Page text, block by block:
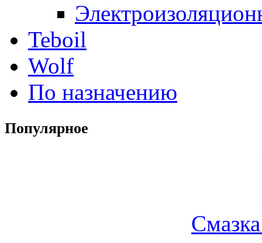
Teboil
Wolf
По назначению
Популярное